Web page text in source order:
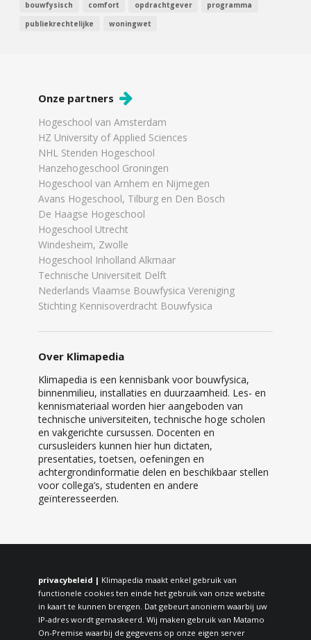
bouwfysisch comfort opdrachtgever
programma
publiekrechtelijke
woningwet
Onze partners
Hogeschool van Amsterdam
HZ University of Applied Sciences
NHL Stenden Hogeschool
Hanzehogeschool Groningen
Hogeschool van Arnhem en Nijmegen
Avans Hogeschool, Tilburg en Den Bosch
De Haagse Hogeschool
Hogeschool Utrecht
Windesheim, Zwolle
Hogeschool Inholland Alkmaar
Technische Universiteit Delft
Nederlands Vlaamse Bouwfysica Vereniging
Stichting Kennisoverdracht Bouwfysica
Over Klimapedia
Klimapedia is een kennisbank voor bouwfysica,
binnenmilieu, installaties en duurzaamheid. Les- en
kennismateriaal worden hier aangeboden van
technische universiteiten, technische hoge scholen
en vakgerichte cursussen. Docenten en
cursusleiders kunnen hier hun dictaten,
presentaties, toetsen, oefeningen en
achtergrondinformatie delen en beschikbaar stellen
voor collega’s, studenten en andere
geïnteresseerden.
privacybeleid | Klimapedia maakt enkel gebruik van
functionele cookies ten einde het gebruik van onze website
in kaart te kunnen brengen. Dat gebeurt anoniem waarbij uw
IP-adres wordt gemaskeerd. Wij maken gebruik van Matamo
On-Premise waarbij de gegevens op onze eigen server